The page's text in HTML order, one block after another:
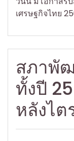
เศรษฐกิจไทย
สภาพั
ทั้งปี
หลังไต